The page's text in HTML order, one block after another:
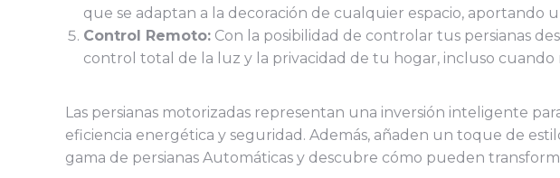
que se adaptan a la decoración de cualquier espacio, aportando
Control Remoto: Con la posibilidad de controlar tus persianas
control total de la luz y la privacidad de tu hogar, incluso cuando
Las persianas motorizadas representan una inversión inteligente
eficiencia energética y seguridad. Además, añaden un toque de
gama de persianas Automáticas y descubre cómo pueden